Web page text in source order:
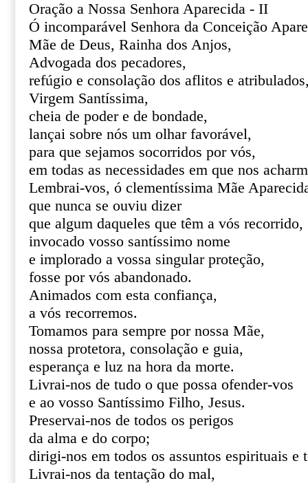
Oração a Nossa Senhora Aparecida - II
Ó incomparável Senhora da Conceição
Mãe de Deus, Rainha dos Anjos,
Advogada dos pecadores,
refúgio e consolação dos aflitos e
Virgem Santíssima,
cheia de poder e de bondade,
lançai sobre nós um olhar favorável,
para que sejamos socorridos por vós,
em todas as necessidades em que nos
Lembrai-vos, ó clementíssima Mãe
que nunca se ouviu dizer
que algum daqueles que têm a vós recorrido,
invocado vosso santíssimo nome
e implorado a vossa singular proteção,
fosse por vós abandonado.
Animados com esta confiança,
a vós recorremos.
Tomamos para sempre por nossa Mãe,
nossa protetora, consolação e guia,
esperança e luz na hora da morte.
Livrai-nos de tudo o que possa ofender-vos
e ao vosso Santíssimo Filho, Jesus.
Preservai-nos de todos os perigos
da alma e do corpo;
dirigi-nos em todos os assuntos espirituais e
Livrai-nos da tentação do mal,